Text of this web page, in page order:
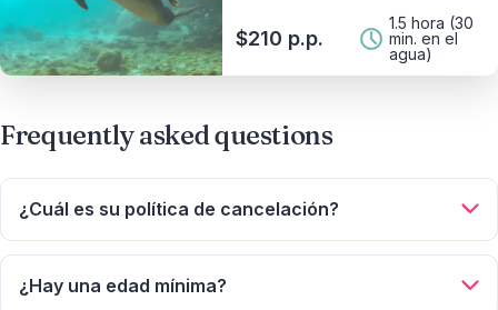
$210 p.p.
1.5 hora (30
min. en el
agua)
Frequently asked questions
¿Cuál es su política de cancelación?
Las cancelaciones efectuadas hasta 24 horas antes de la
salida del viaje dan derecho a un reembolso del 100%. Menos
¿Hay una edad mínima?